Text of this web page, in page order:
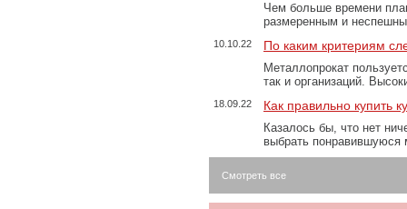
Чем больше времени
размеренным и
10.10.22 По каким критериям
Металлопрокат
так и организаций.
18.09.22 Как правильно купить
Казалось бы, что нет
выбрать
Смотреть все